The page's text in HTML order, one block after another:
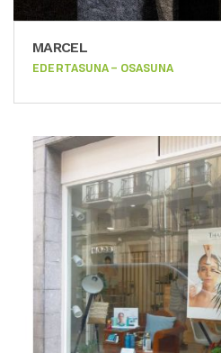
MARCEL
EDERTASUNA – OSASUNA